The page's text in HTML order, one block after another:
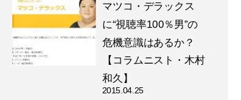
マツコ・デラックス
に“視聴率100％男”の
危機意識はあるか？
【コラムニスト・木村
和久】
2015.04.25